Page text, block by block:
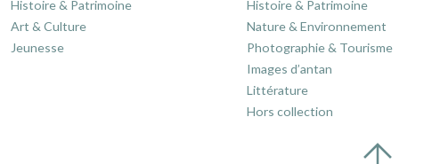
Histoire & Patrimoine
Art & Culture
Jeunesse
Histoire & Patrimoine
Nature & Environnement
Photographie & Tourisme
Images d’antan
Littérature
Hors collection